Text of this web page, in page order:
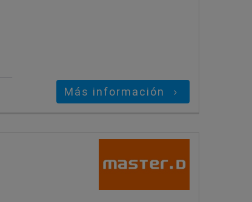
Más información